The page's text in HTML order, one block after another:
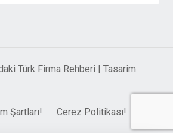
Türk Firma Rehberi | Tasarim:
Şartları! Cerez Politikası!